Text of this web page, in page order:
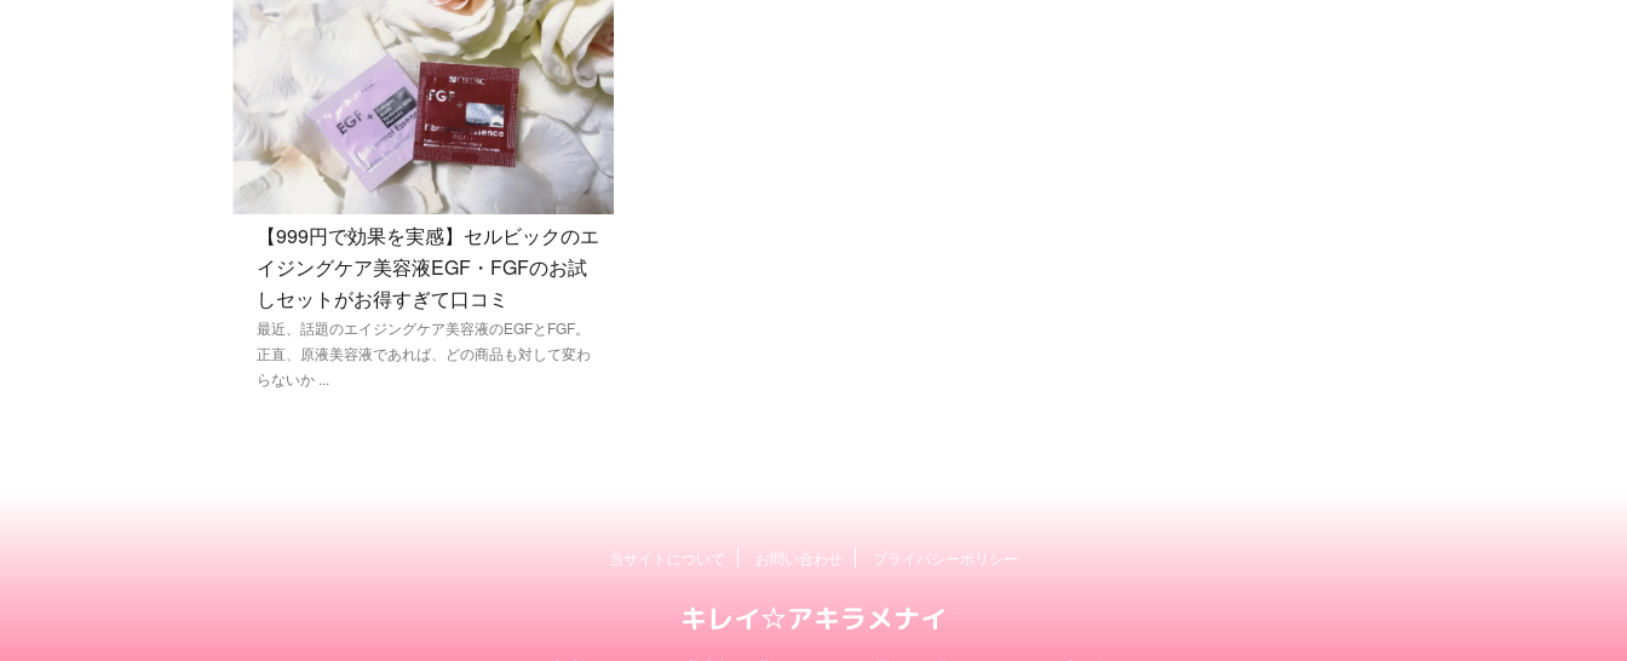
【999円で効果を実感】セルビックのエ
イジングケア美容液EGF・FGFのお試
しセットがお得すぎて口コミ
最近、話題のエイジングケア美容液のEGFとFGF。
正直、原液美容液であれば、どの商品も対して変わ
らないか ...
当サイトについて お問い合わせ プライバシーポリシー
キレイ☆アキラメナイ